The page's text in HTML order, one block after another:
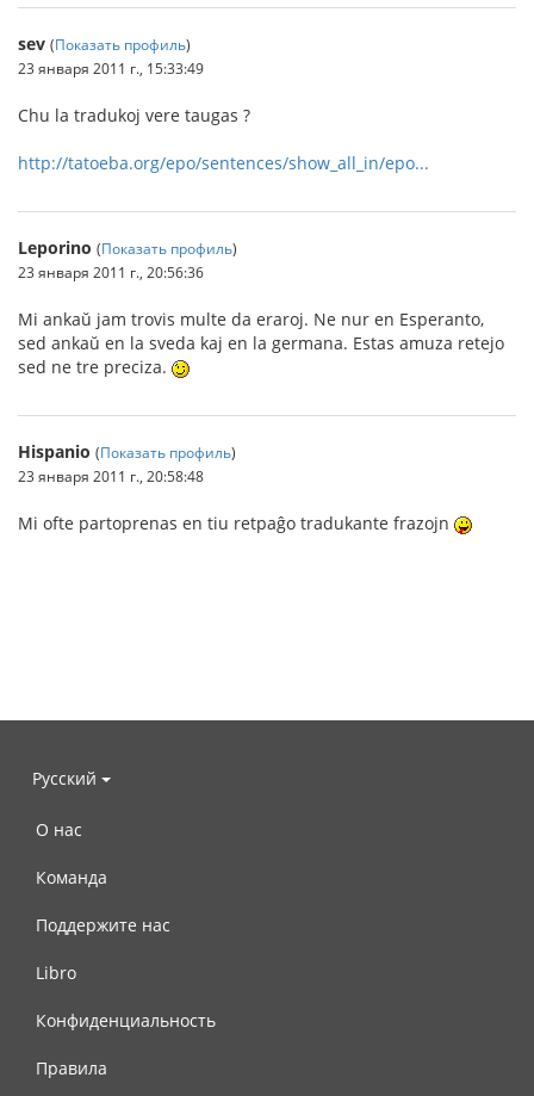
sev (Показать профиль)
23 января 2011 г., 15:33:49
Chu la tradukoj vere taugas ?
http://tatoeba.org/epo/sentences/show_all_in/epo...
Leporino (Показать профиль)
23 января 2011 г., 20:56:36
Mi ankaŭ jam trovis multe da eraroj. Ne nur en Esperanto,
sed ankaŭ en la sveda kaj en la germana. Estas amuza retejo
sed ne tre preciza.
Hispanio (Показать профиль)
23 января 2011 г., 20:58:48
Mi ofte partoprenas en tiu retpaĝo tradukante frazojn
Русский
О нас
Команда
Поддержите нас
Libro
Конфиденциальность
Правила